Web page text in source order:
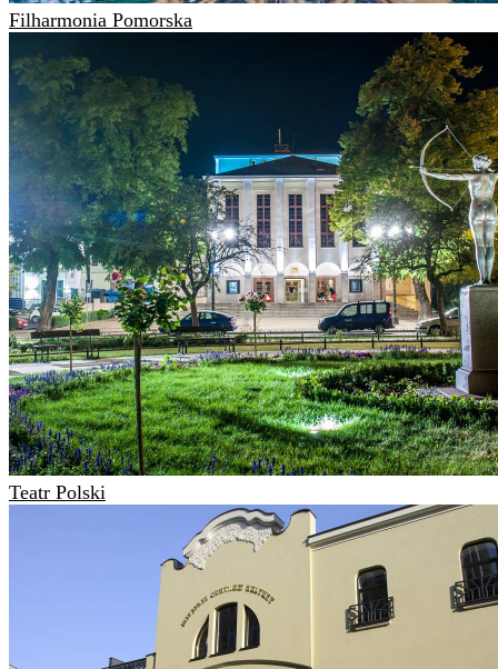
Filharmonia Pomorska
Teatr Polski